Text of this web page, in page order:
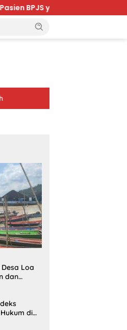
Dihina Sejumlah Dokter
Loa
dan
di